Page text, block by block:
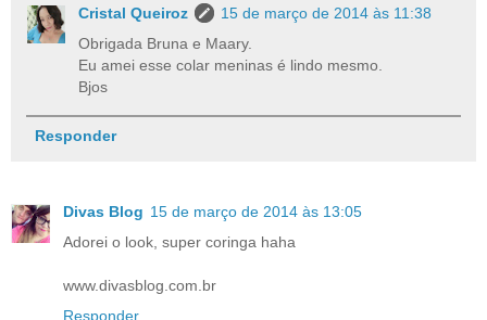
Cristal Queiroz
15 de março de 2014 às 11:38
Obrigada Bruna e Maary.
Eu amei esse colar meninas é lindo mesmo.
Bjos
Responder
Divas Blog 15 de março de 2014 às 13:05
Adorei o look, super coringa haha
www.divasblog.com.br
Responder